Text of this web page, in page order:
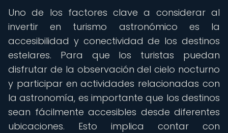
Uno de los factores clave a considerar al
invertir en turismo astronómico es la
accesibilidad y conectividad de los destinos
estelares. Para que los turistas puedan
disfrutar de la observación del cielo nocturno
y participar en actividades relacionadas con
la astronomía, es importante que los destinos
sean fácilmente accesibles desde diferentes
ubicaciones. Esto implica contar con